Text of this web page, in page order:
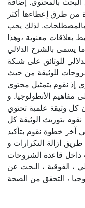
بالمحتوى. إضافة
من طرق إعطاءها أكثر
بالمصطلحات. لذلك يجب
بعلاقات معنوية ،وهذا
ما يسمى بالشرح الدلالي.
للوثائق على شبكة
للوثيقة من حيث
إذ نقوم بتمثيل محتوى
مفاهيم الأنطولوجيا. و
كل وثيقة علمية تحتوي
بتوريث الوثيقة كل
آخر خطوة نقوم بتأكيد
ازالة التكرارات و
داخل قاعدة الشروحات
، الفوقية ، البحت عن
، التحقق من الصحة